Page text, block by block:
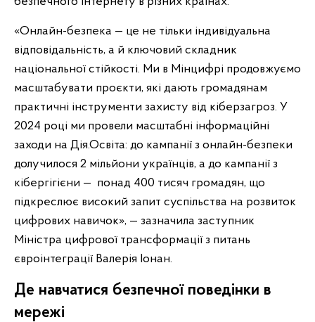
«Онлайн-безпека — це не тільки індивідуальна
відповідальність, а й ключовий складник
національної стійкості. Ми в Мінцифрі продовжуємо
масштабувати проєкти, які дають громадянам
практичні інструменти захисту від кіберзагроз. У
2024 році ми провели масштабні інформаційні
заходи на Дія.Освіта: до кампанії з онлайн-безпеки
долучилося 2 мільйони українців, а до кампанії з
кібергігієни — понад 400 тисяч громадян, що
підкреслює високий запит суспільства на розвиток
цифрових навичок», — зазначила заступник
Міністра цифрової трансформації з питань
євроінтеграції Валерія Іонан.
Де навчатися безпечної поведінки в
мережі